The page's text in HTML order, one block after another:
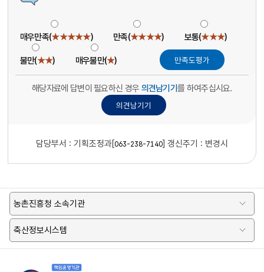
매우만족(★★★★★) 만족(★★★★) 보통(★★★)
불만(★★) 매우불만(★)
해당자료에 답변이 필요하신 경우 의견남기기를 하여주십시요.
담당부서 : 기획조정과[063-238-7140] 갱신주기 : 변경시
농촌진흥청 소속기관
축산정보시스템